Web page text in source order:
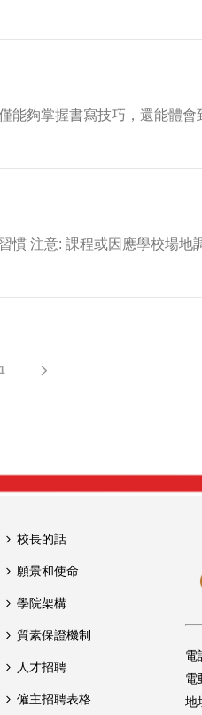
能夠掌握書寫技巧，還能體會
慣 注意: 課程或因應學校場地
校長的話
願景和使命
學院架構
質素保證機制
人才招聘
僱主招聘表格
電
電
地